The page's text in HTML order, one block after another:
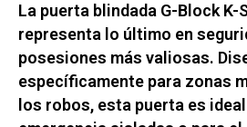
La puerta blindada G-Block K-
representa lo último en
posesiones más valiosas.
específicamente para zonas
los robos, esta puerta es